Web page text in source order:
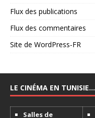
Flux des publications
Flux des commentaires
Site de WordPress-FR
LE CINÉMA EN TUNISIE…
Salles de